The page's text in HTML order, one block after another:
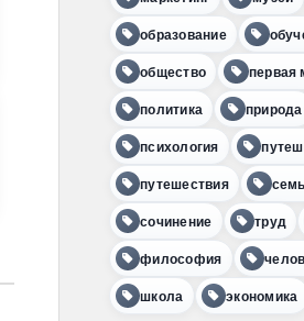
образование
общество первая
политика природа
психология
путешествия
сочинение труд
философия
школа экономика